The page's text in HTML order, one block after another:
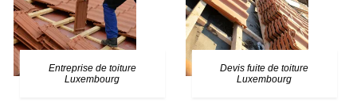
Entreprise de toiture
Luxembourg
Devis fuite de toiture
Luxembourg